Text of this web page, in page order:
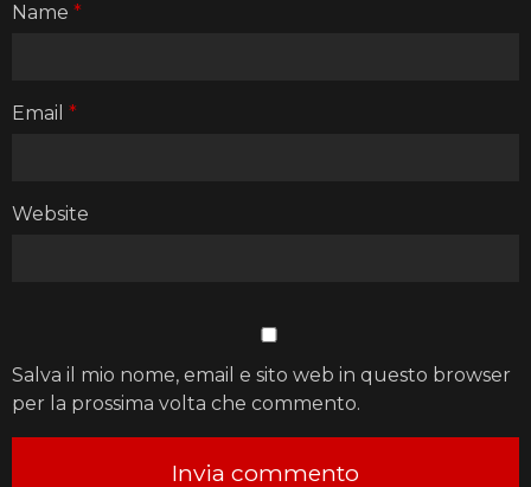
Name *
Email *
Website
Salva il mio nome, email e sito web in questo browser
per la prossima volta che commento.